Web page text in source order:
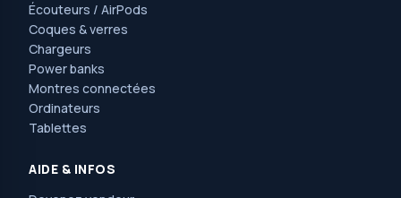
Écouteurs / AirPods
Coques & verres
Chargeurs
Power banks
Montres connectées
Ordinateurs
Tablettes
AIDE & INFOS